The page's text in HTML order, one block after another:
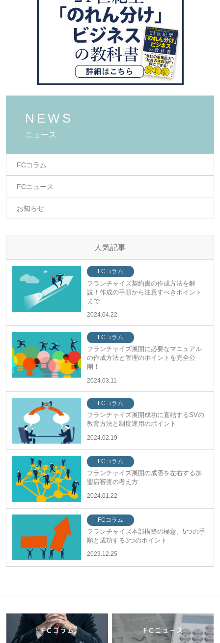
NEWS
ニュース
FCコラム
FCニュース
お知らせ
人気記事
FCコラム
フランチャイズ契約書の作成方法を解
説！作成の手順から注意すべきポイント
まで
2024.04.22
FCコラム
フランチャイズ展開に必要なマニュアル
の作成方法と管理のポイントを完全公
開！
2024.03.11
FCコラム
フランチャイズ展開成功に直結するSVの
教育方法と制度運用のポイント
2024.02.19
FCコラム
フランチャイズ展開の成否を左右する加
盟店審査の考え方
2024.01.22
FCコラム
フランチャイズ本部構築の極意。5つの手
順と成功する3つのポイント
2023.12.25